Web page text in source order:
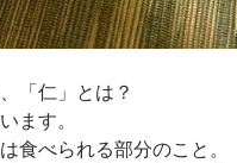
「仁」とは？
ます。
食べられる部分のこと。